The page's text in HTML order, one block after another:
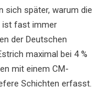
sich später, warum die
ist fast immer
der Deutschen
maximal bei 4 %
mit einem CM-
Schichten erfasst.